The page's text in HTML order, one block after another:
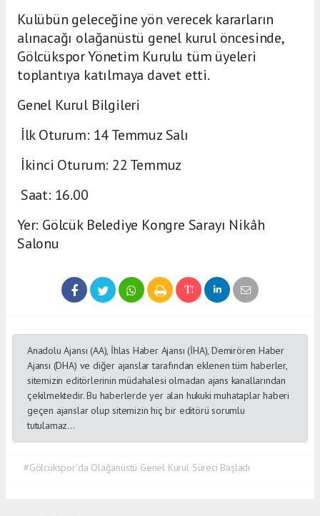
Kulübün geleceğine yön verecek kararların
alınacağı olağanüstü genel kurul öncesinde,
Gölcükspor Yönetim Kurulu tüm üyeleri
toplantıya katılmaya davet etti.
Genel Kurul Bilgileri
İlk Oturum: 14 Temmuz Salı
İkinci Oturum: 22 Temmuz
Saat: 16.00
Yer: Gölcük Belediye Kongre Sarayı Nikâh
Salonu
Anadolu Ajansı (AA), İhlas Haber Ajansı (İHA), Demirören Haber
Ajansı (DHA) ve diğer ajanslar tarafından eklenen tüm haberler,
sitemizin editörlerinin müdahalesi olmadan ajans kanallarından
çekilmektedir. Bu haberlerde yer alan hukuki muhataplar haberi
geçen ajanslar olup sitemizin hiç bir editörü sorumlu
tutulamaz...
#Gölcükspor'da Olağanüstü Genel Kurul Süreci Başladı